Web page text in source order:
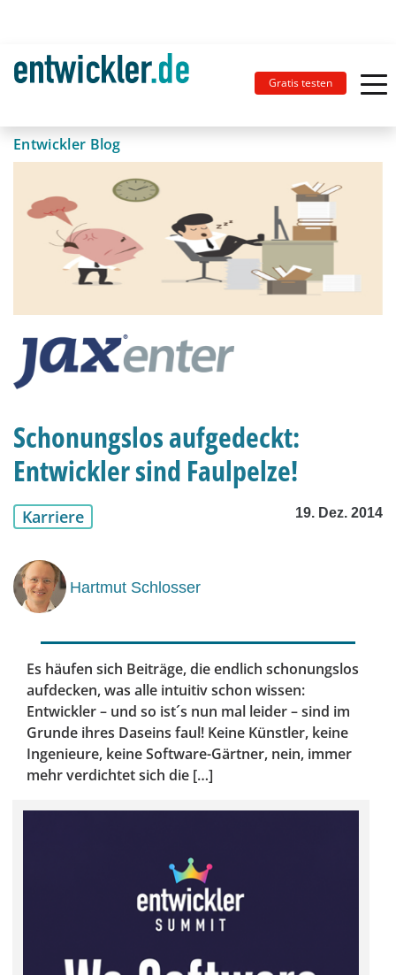
Gratis testen
Entwickler Blog
Schonungslos aufgedeckt:
Entwickler sind Faulpelze!
Karriere 19. Dez. 2014
Hartmut Schlosser
Es häufen sich Beiträge, die endlich schonungslos
aufdecken, was alle intuitiv schon wissen:
Entwickler – und so ist´s nun mal leider – sind im
Grunde ihres Daseins faul! Keine Künstler, keine
Ingenieure, keine Software-Gärtner, nein, immer
mehr verdichtet sich die […]